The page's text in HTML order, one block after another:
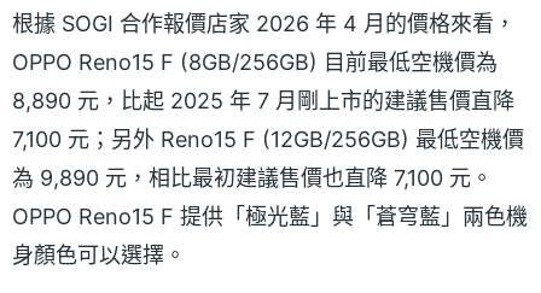
根據 SOGI 合作報價店家 2026 年 4 月的價格來看，
OPPO Reno15 F (8GB/256GB) 目前最低空機價為
8,890 元，比起 2025 年 7 月剛上市的建議售價直降
7,100 元；另外 Reno15 F (12GB/256GB) 最低空機價
為 9,890 元，相比最初建議售價也直降 7,100 元。
OPPO Reno15 F 提供「極光藍」與「蒼穹藍」兩色機
身顏色可以選擇。